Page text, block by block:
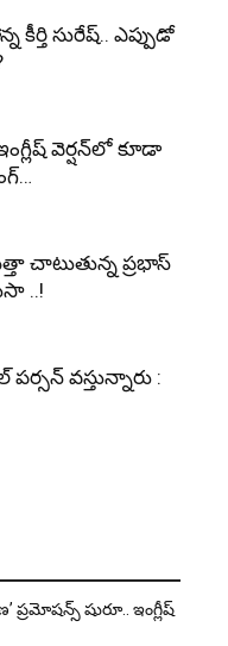
కీర్తి సురేష్.. ఎప్పుడో
ఇంగ్లీష్ వెర్షన్‌లో కూడా
చాటుతున్న ప్రభాస్
..!
వస్తున్నారు :
ప్రమోషన్స్ షురూ.. ఇంగ్లీష్